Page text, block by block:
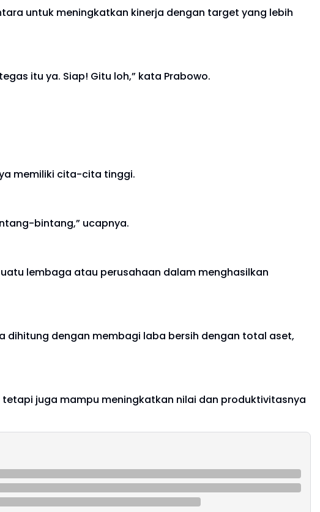
untuk meningkatkan kinerja dengan target yang lebih
itu ya. Siap! Gitu loh,” kata Prabowo.
memiliki cita-cita tinggi.
bintang,” ucapnya.
lembaga atau perusahaan dalam menghasilkan
dihitung dengan membagi laba bersih dengan total aset,
juga mampu meningkatkan nilai dan produktivitasnya